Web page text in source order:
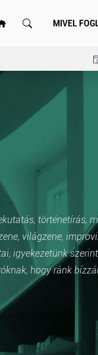
MIVEL
történetírás,
világzene,
igyekezetünk
hogy ránk